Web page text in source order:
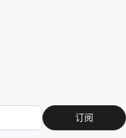
订阅